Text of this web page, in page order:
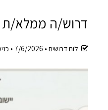
דרוש/ה ממלא/ת
לוח דרושים • 7/6/2026
•